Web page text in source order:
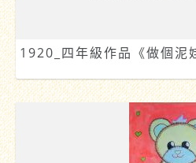
1920_四年級作品《做個泥